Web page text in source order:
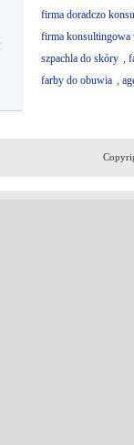
firma doradczo
firma konsultingowa
szpachla do skóry ,
farby do obuwia ,